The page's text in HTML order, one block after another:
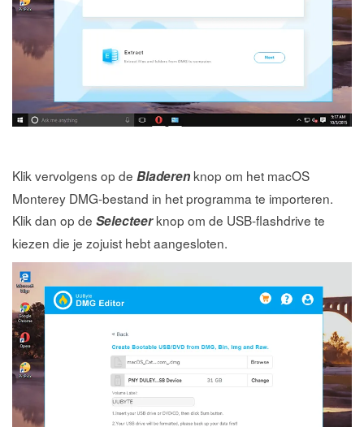
Klik vervolgens op de Bladeren knop om het macOS
Monterey DMG-bestand in het programma te importeren.
Klik dan op de Selecteerknop om de USB-flashdrive te
kiezen die je zojuist hebt aangesloten.